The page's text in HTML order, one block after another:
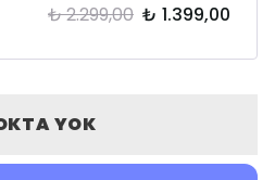
₺ 2.299,00 ₺ 1.399,00
YOK